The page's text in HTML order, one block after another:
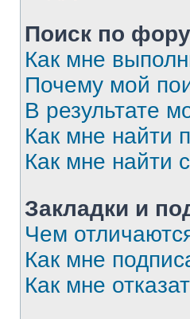
Поиск по
Как мне
Почему мой
В результате
Как мне найти
Как мне найти
Закладки и
Чем
Как мне
Как мне